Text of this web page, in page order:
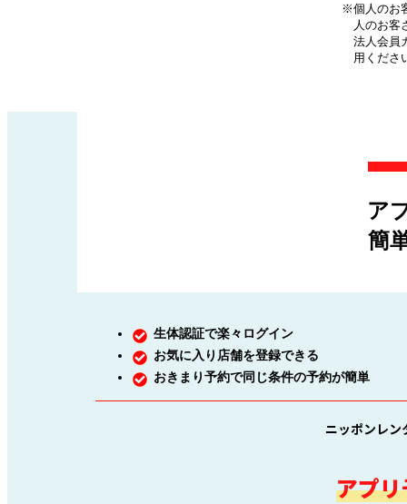
※個人のお
人のお客
法人会員
用くださ
ア
簡
生体認証で楽々ログイン
お気に入り店舗を登録できる
おきまり予約で同じ条件の予約が簡単
ニッポンレン
アプ